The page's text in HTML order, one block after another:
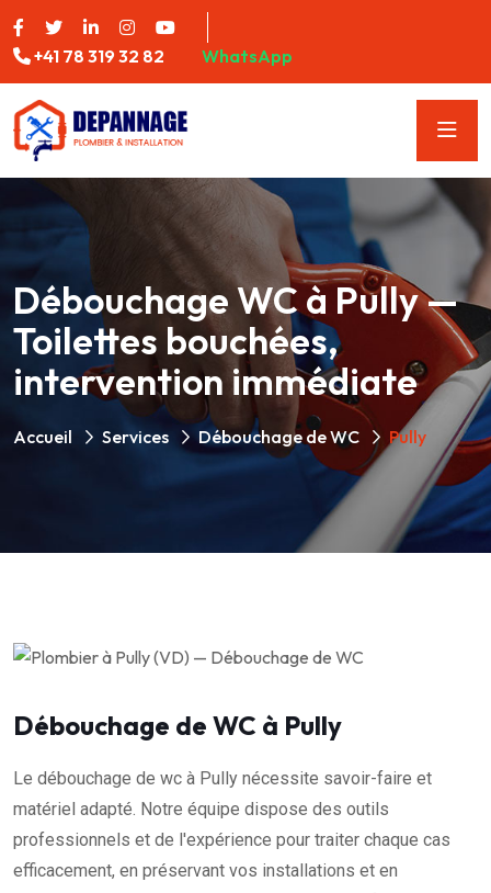
+41 78 319 32 82 WhatsApp
Débouchage WC à Pully —
Toilettes bouchées,
intervention immédiate
Accueil Services Débouchage de WC Pully
Débouchage de WC à Pully
Le débouchage de wc à Pully nécessite savoir-faire et
matériel adapté. Notre équipe dispose des outils
professionnels et de l'expérience pour traiter chaque cas
efficacement, en préservant vos installations et en